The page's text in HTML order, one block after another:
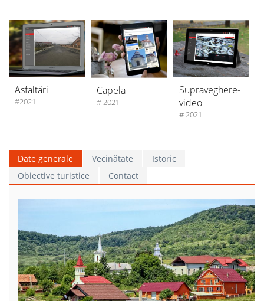
Asfaltări
#2021
Capela
# 2021
Supraveghere-
video
# 2021
Date generale Vecinătate
Istoric
Obiective turistice
Contact